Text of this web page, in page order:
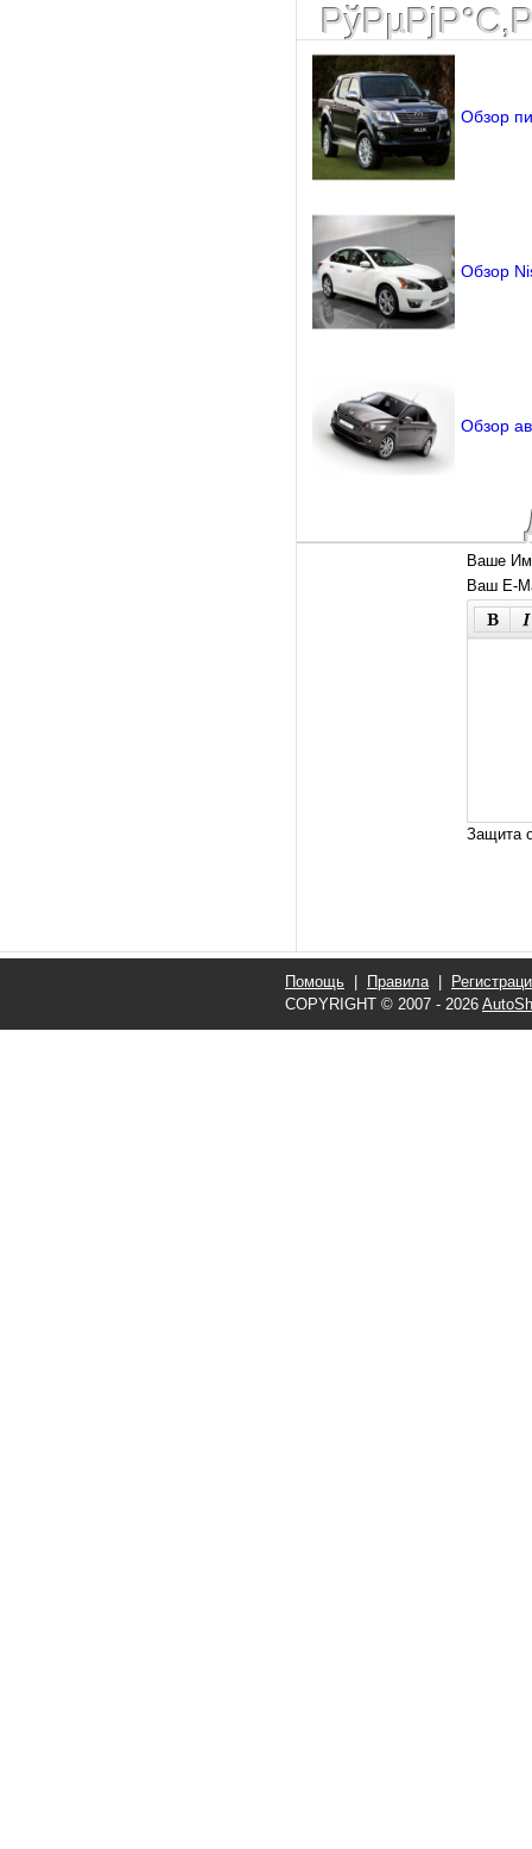
Обзор
Обзор
Обзор
Ваше
Ваш E-
Защита
Помощь Правила|
COPYRIGHT © 2007 - 2026